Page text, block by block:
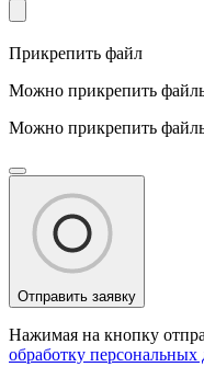
Прикрепить файл
Можно прикрепить
Можно прикрепить
Отправить заявку
Нажимая на кнопку
обработку